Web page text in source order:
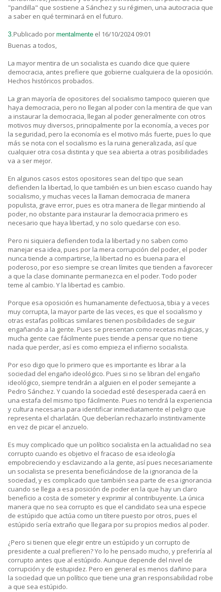
"pandilla" que sostiene a Sánchez y su régimen, una autocracia que
a saber en qué terminará en el futuro.
3.Publicado por mentalmente el 16/10/2024 09:01
Buenas a todos,
La mayor mentira de un socialista es cuando dice que quiere
democracia, antes prefiere que gobierne cualquiera de la oposición.
Hechos históricos probados.
La gran mayoría de opositores del socialismo tampoco quieren que
haya democracia, pero no llegan al poder con la mentira de que van
a instaurar la democracia, llegan al poder generalmente con otros
motivos muy diversos, principalmente por la economía, a veces por
la seguridad, pero la economía es el motivo más fuerte, pues lo que
más se nota con el socialismo es la ruina generalizada, así que
cualquier otra cosa distinta y que sea abierta a otras posibilidades
va a ser mejor.
En algunos casos estos opositores sean del tipo que sean
defienden la libertad, lo que también es un bien escaso cuando hay
socialismo, y muchas veces la llaman democracia de manera
populista, grave error, pues es otra manera de llegar mintiendo al
poder, no obstante para instaurar la democracia primero es
necesario que haya libertad, y no solo quedarse con eso.
Pero ni siquiera defienden toda la libertad y no saben como
manejar esa idea, pues por la mera corrupción del poder, el poder
nunca tiende a compartirse, la libertad no es buena para el
poderoso, por eso siempre se crean límites que tienden a favorecer
a que la clase dominante permanezca en el poder. Todo poder
teme al cambio. Y la libertad es cambio.
Porque esa oposición es humanamente defectuosa, tibia y a veces
muy corrupta, la mayor parte de las veces, es que el socialismo y
otras estafas políticas similares tienen posibilidades de seguir
engañando a la gente. Pues se presentan como recetas mágicas, y
mucha gente cae fácilmente pues tiende a pensar que no tiene
nada que perder, así es como empieza el infierno socialista.
Por eso digo que lo primero que es importante es librar a la
sociedad del engaño ideológico. Pues si no se libran del engaño
ideológico, siempre tendrán a alguien en el poder semejante a
Pedro Sánchez. Y cuando la sociedad esté desesperada caerá en
una estafa del mismo tipo fácilmente. Pues no tendrá la experiencia
y cultura necesaria para identificar inmediatamente el peligro que
representa el charlatán. Que deberían rechazarlo instintivamente
en vez de picar el anzuelo.
Es muy complicado que un político socialista en la actualidad no sea
corrupto cuando es objetivo el fracaso de esa ideología
empobreciendo y esclavizando a la gente, así pues necesariamente
un socialista se presenta beneficiándose de la ignorancia de la
sociedad, y es complicado que también sea parte de esa ignorancia
cuando se llega a esa posición de poder en la que hay un claro
beneficio a costa de someter y exprimir al contribuyente. La única
manera que no sea corrupto es que el candidato sea una especie
de estúpido que actúa como un títere puesto por otros, pues el
estúpido sería extraño que llegara por su propios medios al poder.
¿Pero si tienen que elegir entre un estúpido y un corrupto de
presidente a cual prefieren? Yo lo he pensado mucho, y preferiría al
corrupto antes que al estúpido. Aunque depende del nivel de
corrupción y de estupidez. Pero en general es menos dañino para
la sociedad que un político que tiene una gran responsabilidad robe
a que sea estúpido.